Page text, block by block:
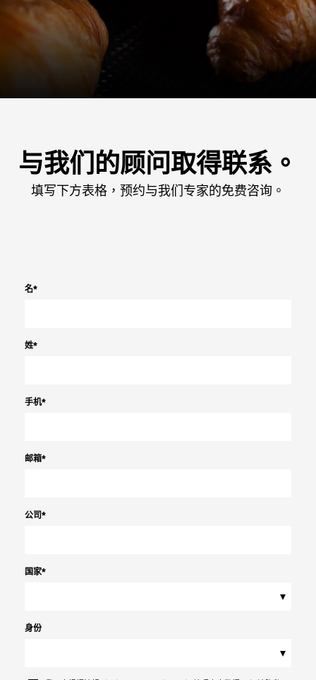
与我们的顾问取得联系。
填写下方表格，预约与我们专家的免费咨询。
名*
姓*
手机*
邮箱*
公司*
国家*
▾
身份
▾